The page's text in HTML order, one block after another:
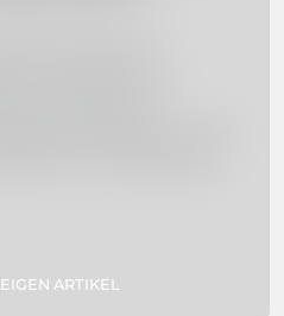
gardens, or
beaches, we've got
ARTIKEL